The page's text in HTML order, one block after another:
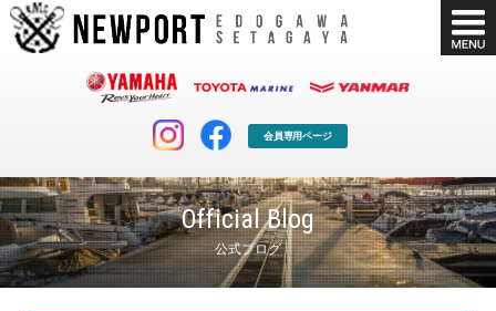
会員専用ページ
Official Blog
公式ブログ